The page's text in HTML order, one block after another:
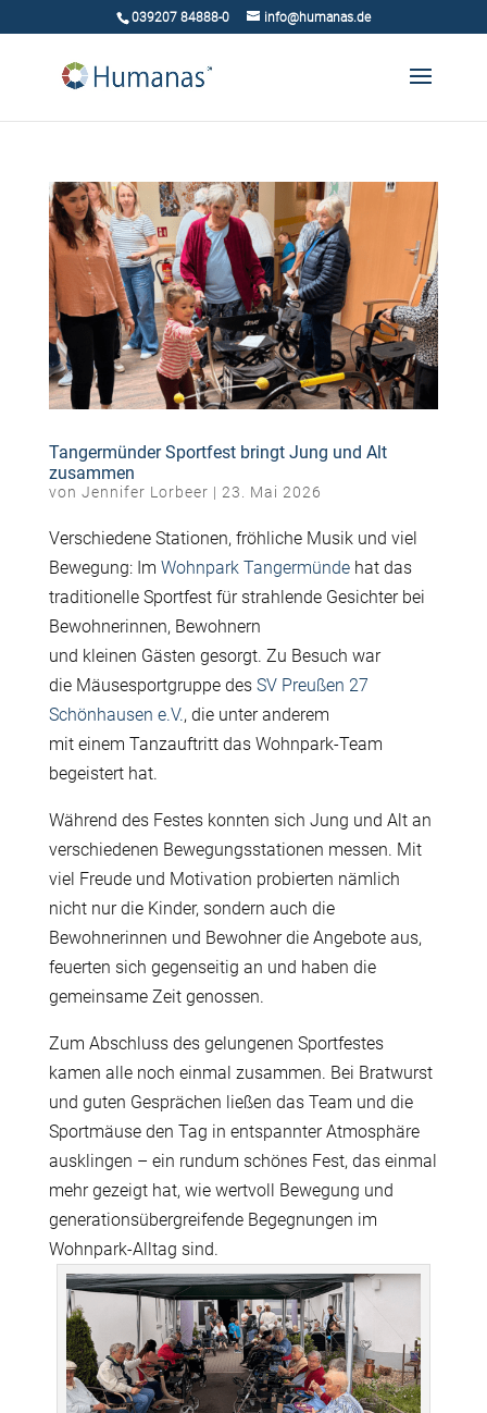
039207 84888-0 info@humanas.de
Tangermünder Sportfest bringt Jung und Alt
zusammen
von Jennifer Lorbeer | 23. Mai 2026
Verschiedene Stationen, fröhliche Musik und viel
Bewegung: Im Wohnpark Tangermündehat das
traditionelle Sportfest für strahlende Gesichter bei
Bewohnerinnen, Bewohnern
und kleinen Gästen gesorgt. Zu Besuch war
die Mäusesportgruppe des SV Preußen 27
Schönhausen e.V., die unter anderem
mit einem Tanzauftritt das Wohnpark-Team
begeistert hat.
Während des Festes konnten sich Jung und Alt an
verschiedenen Bewegungsstationen messen. Mit
viel Freude und Motivation probierten nämlich
nicht nur die Kinder, sondern auch die
Bewohnerinnen und Bewohner die Angebote aus,
feuerten sich gegenseitig an und haben die
gemeinsame Zeit genossen.
Zum Abschluss des gelungenen Sportfestes
kamen alle noch einmal zusammen. Bei Bratwurst
und guten Gesprächen ließen das Team und die
Sportmäuse den Tag in entspannter Atmosphäre
ausklingen – ein rundum schönes Fest, das einmal
mehr gezeigt hat, wie wertvoll Bewegung und
generationsübergreifende Begegnungen im
Wohnpark-Alltag sind.